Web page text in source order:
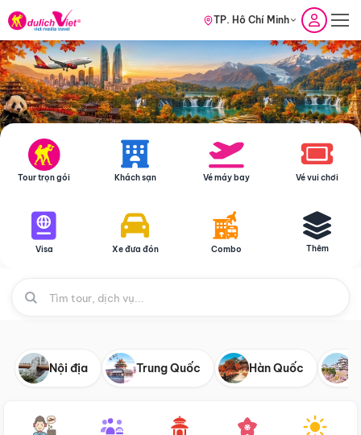
TP. Hồ Chí Minh
Tour trọn gói Khách sạn Vé máy bay Vé vui chơi
Visa Xe đưa đón Combo Thêm
Nội địa Trung Quốc Hàn Quốc